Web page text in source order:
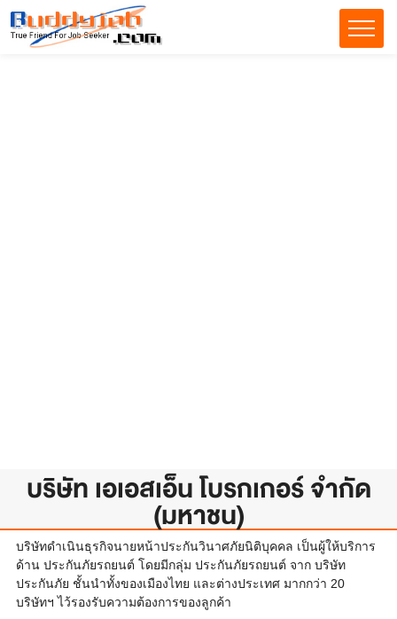
บริษัท เอเอสเอ็น โบรกเกอร์ จำกัด
(มหาชน)
บริษัทดำเนินธุรกิจนายหน้าประกันวินาศภัยนิติบุคคล เป็นผู้ให้บริการ
ด้าน ประกันภัยรถยนต์ โดยมีกลุ่ม ประกันภัยรถยนต์ จาก บริษัท
ประกันภัย ชั้นนำทั้งของเมืองไทย และต่างประเทศ มากกว่า 20
บริษัทฯ ไว้รองรับความต้องการของลูกค้า